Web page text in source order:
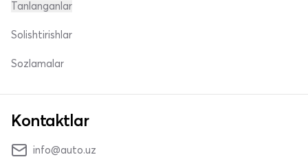
Tanlanganlar
Solishtirishlar
Sozlamalar
Kontaktlar
info@auto.uz